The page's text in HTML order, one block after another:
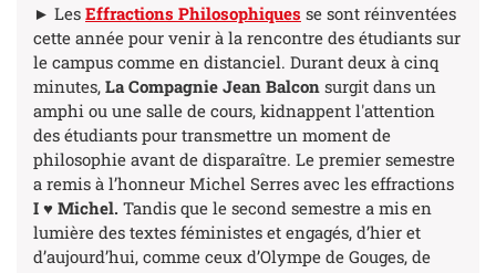
► Les Effractions Philosophiques se sont réinventées
cette année pour venir à la rencontre des étudiants sur
le campus comme en distanciel. Durant deux à cinq
minutes, La Compagnie Jean Balcon surgit dans un
amphi ou une salle de cours, kidnappent l'attention
des étudiants pour transmettre un moment de
philosophie avant de disparaître. Le premier semestre
a remis à l’honneur Michel Serres avec les effractions
I ♥ Michel. Tandis que le second semestre a mis en
lumière des textes féministes et engagés, d’hier et
d’aujourd’hui, comme ceux d’Olympe de Gouges, de